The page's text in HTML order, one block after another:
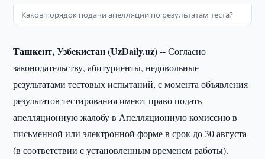
Каков порядок подачи апелляции по результатам теста?
Ташкент, Узбекистан (UzDaily.uz) --Согласно
законодательству, абитуриенты, недовольные
результатами тестовых испытаний, с момента объявления
результатов тестирования имеют право подать
апелляционную жалобу в Апелляционную комиссию в
письменной или электронной форме в срок до 30 августа
(в соответствии с установленным временем работы).